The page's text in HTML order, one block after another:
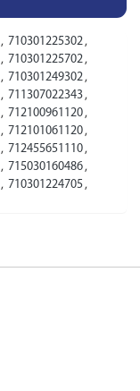
, 710301225302 ,
, 710301225702 ,
, 710301249302 ,
, 711307022343 ,
, 712100961120 ,
, 712101061120 ,
, 712455651110 ,
, 715030160486 ,
, 710301224705 ,